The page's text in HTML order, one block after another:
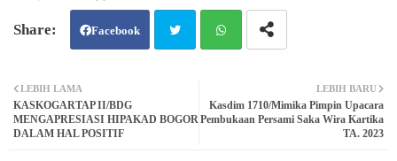
Facebook
atsa
LEBIH BARU
Kasdim 1710/Mimika Pimpin Upacara
Pembukaan Persami Saka Wira Kartika
TA. 2023
LEBIH LAMA
KASKOGARTAP II/BDG
MENGAPRESIASI HIPAKAD BOGOR
DALAM HAL POSITIF